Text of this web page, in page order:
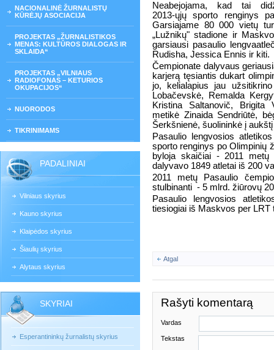
NACIONALINĖ ŽURNALISTŲ
KŪRĖJŲ ASOCIACIJA
PROJEKTAS „ŽURNALISTIKOS
MENAS: KULTŪROS DIALOGAS IR
SKLAIDA“
PROJEKTAS „VILNIAUS
RADIOFONAS – KETURIOS
OKUPACIJOS“
NUORODOS
TIKRINIMAMS
PADALINIAI
Vilniaus skyrius
Kauno skyrius
Klaipėdos skyrius
Šiaulių skyrius
Alytaus skyrius
SKYRIAI
Esperantininkų žurnalistų skyrius
Neabejojama, kad tai
2013-ųjų sporto renginys
Garsiajame 80 000 vietų
„Lužnikų" stadione ir
garsiausi pasaulio
Rudisha, Jessica Ennis ir kiti.
Čempionate dalyvaus
karjerą tęsiantis dukart
jo, kelialapius jau
Lobačevskė, Remalda
Kristina Saltanovič, Brigita
metikė Zinaida Sendriūtė,
Šerkšnienė, šuolininkė į
Pasaulio lengvosios
sporto renginys po Olimpinių
byloja skaičiai - 2011 metų
dalyvavo 1849 atletai iš 200
2011 metų Pasaulio
stulbinanti - 5 mlrd. žiūrovų
Pasaulio lengvosios
tiesiogiai iš Maskvos per LRT
Atgal
Rašyti komentarą
Vardas
Tekstas